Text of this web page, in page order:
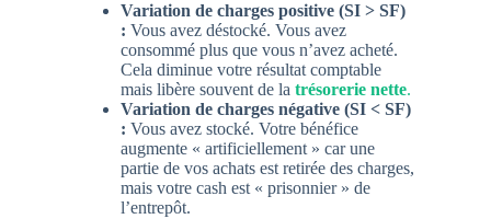
Variation de charges positive (SI > SF)
: Vous avez déstocké. Vous avez
consommé plus que vous n’avez acheté.
Cela diminue votre résultat comptable
mais libère souvent de la trésorerie nette.
Variation de charges négative (SI < SF)
: Vous avez stocké. Votre bénéfice
augmente « artificiellement » car une
partie de vos achats est retirée des charges,
mais votre cash est « prisonnier » de
l’entrepôt.